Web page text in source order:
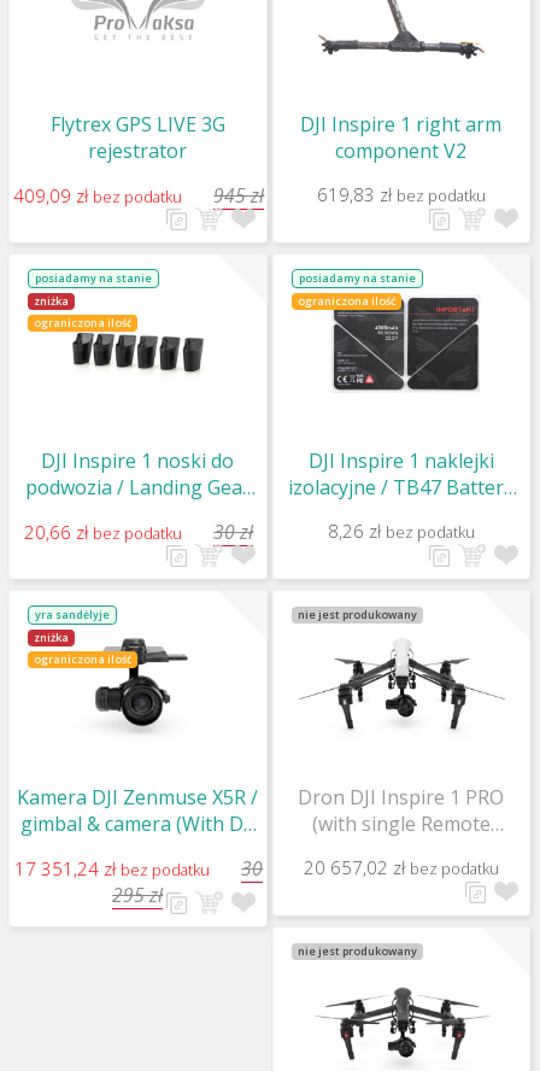
Flytrex GPS LIVE 3G
rejestrator
409,09 zł bez podatku 945 zł
DJI Inspire 1 right arm
component V2
619,83 zł bez podatku
posiadamy na stanie
zniżka
ograniczona ilość
DJI Inspire 1 noski do
podwozia / Landing Gear
20,66 zł bez podatku 30 zł
posiadamy na stanie
ograniczona ilość
DJI Inspire 1 naklejki
izolacyjne / TB47 Battery
8,26 zł bez podatku
yra sandėlyje
zniżka
ograniczona ilość
Kamera DJI Zenmuse X5R /
gimbal & camera (With DJI
17 351,24 zł bez podatku
30
295 zł
nie jest produkowany
Dron DJI Inspire 1 PRO
(with single Remote
20 657,02 zł bez podatku
nie jest produkowany